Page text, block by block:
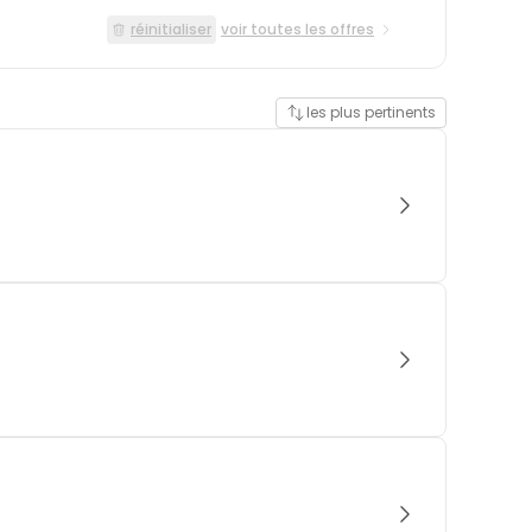
réinitialiser voir toutes les offres
les plus pertinents